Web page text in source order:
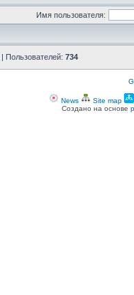
Имя пользователя:
| Пользователей: 734
News Site map
Создано на основе